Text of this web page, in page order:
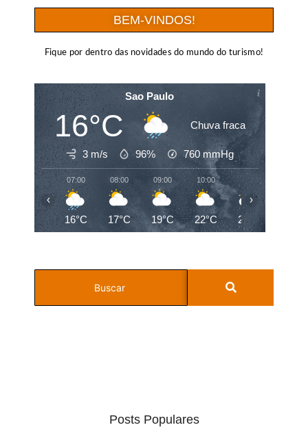
BEM-VINDOS!
Fique por dentro das novidades do mundo do turismo!
Sao Paulo
16°C Chuva fraca
3 m/s 96% 760mmHg
07:00
16°C
08:00
17°C
09:00
19°C
10:00
22°C
11:00
24°C
‹ ›
Posts Populares